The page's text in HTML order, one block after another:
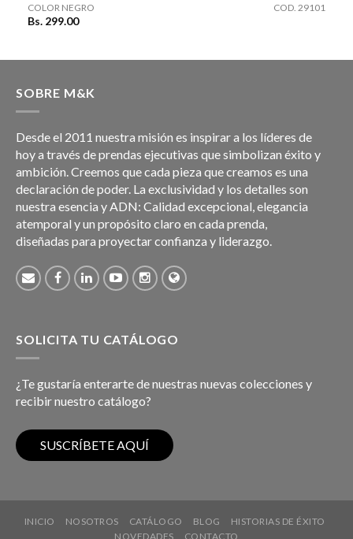
COD. 29101
COLOR NEGRO
Bs. 299.00
SOBRE M&K
Desde el 2011 nuestra misión es inspirar a los líderes de
hoy a través de prendas ejecutivas que simbolizan éxito y
ambición. Creemos que cada pieza que creamos es una
declaración de poder. La exclusividad y los detalles son
nuestra esencia y ADN: Calidad excepcional, elegancia
atemporal y un propósito claro en cada prenda,
diseñadas para proyectar confianza y liderazgo.
SOLICITA TU CATÁLOGO
¿Te gustaría enterarte de nuestras nuevas colecciones y
recibir nuestro catálogo?
INICIO NOSOTROS CATÁLOGO BLOG
HISTORIAS DE ÉXITO
NOVEDADES
CONTACTO